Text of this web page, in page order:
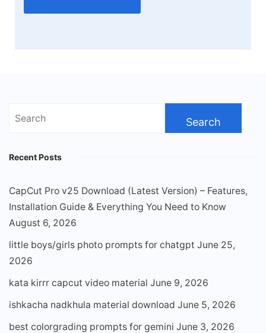
Search
Recent Posts
CapCut Pro v25 Download (Latest Version) – Features,
Installation Guide & Everything You Need to Know
August 6, 2026
little boys/girls photo prompts for chatgpt June 25,
2026
kata kirrr capcut video material June 9, 2026
ishkacha nadkhula material download June 5, 2026
best colorgrading prompts for gemini June 3, 2026